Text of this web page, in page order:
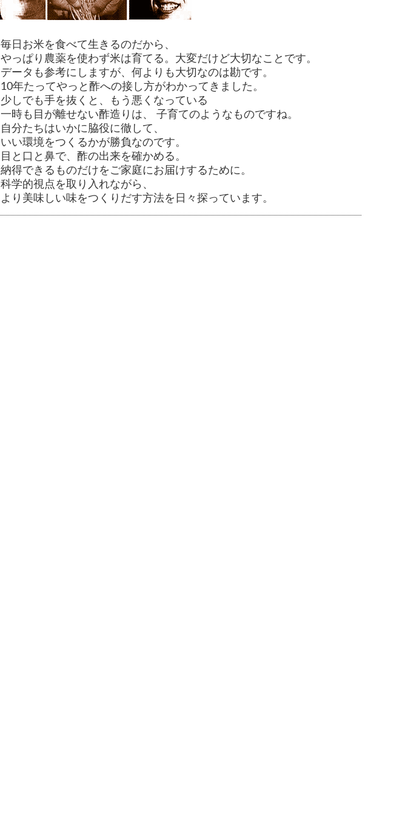
毎日お米を食べて生きるのだから、
やっぱり農薬を使わず米は育てる。大変だけど大切なことです。
データも参考にしますが、何よりも大切なのは勘です。
10年たってやっと酢への接し方がわかってきました。
少しでも手を抜くと、もう悪くなっている
一時も目が離せない酢造りは、 子育てのようなものですね。
自分たちはいかに脇役に徹して、
いい環境をつくるかが勝負なのです。
目と口と鼻で、酢の出来を確かめる。
納得できるものだけをご家庭にお届けするために。
科学的視点を取り入れながら、
より美味しい味をつくりだす方法を日々探っています。